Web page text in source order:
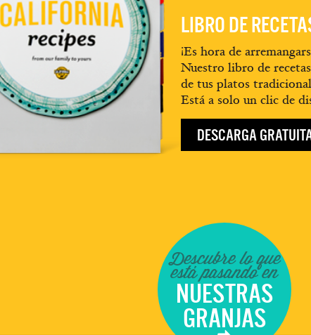
LIBRO DE
¡Es hora de
Nuestro libro de
de tus platos
Está a solo un clic de
DESCARGA
Descubre lo que
está pasando en
NUESTRAS
GRANJAS